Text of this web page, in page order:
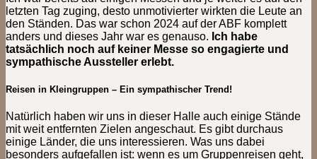
letzten Tag zuging, desto unmotivierter wirkten die Leute an
den Ständen. Das war schon 2024 auf der ABF komplett
anders und dieses Jahr war es genauso. Ich habe
tatsächlich noch auf keiner Messe so engagierte und
sympathische Aussteller erlebt.
Reisen in Kleingruppen – Ein sympathischer Trend!
Natürlich haben wir uns in dieser Halle auch einige Stände
mit weit entfernten Zielen angeschaut. Es gibt durchaus
einige Länder, die uns interessieren. Was uns dabei
besonders aufgefallen ist: wenn es um Gruppenreisen geht,